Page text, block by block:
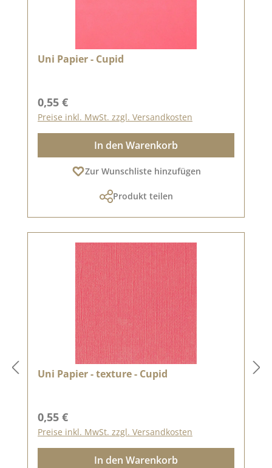
Uni Papier - Cupid
Regulärer Preis:
0,55 €
Preise inkl. MwSt. zzgl. Versandkosten
In den Warenkorb
Zur Wunschliste hinzufügen
Produkt teilen
Uni Papier - texture - Cupid
Regulärer Preis:
0,55 €
Preise inkl. MwSt. zzgl. Versandkosten
In den Warenkorb